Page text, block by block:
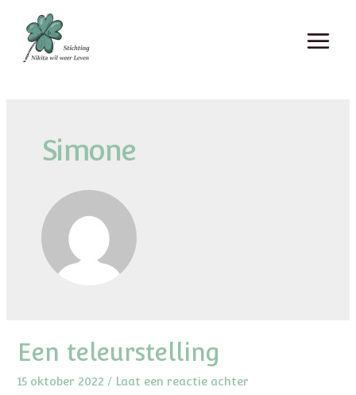
Simone
Een teleurstelling
15 oktober 2022 / Laat een reactie achter